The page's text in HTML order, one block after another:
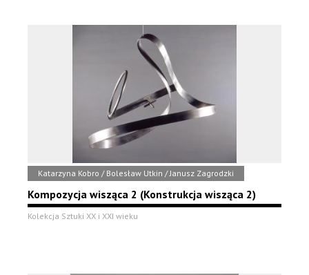
Katarzyna Kobro / Bolesław Utkin / Janusz Zagrodzki
Kompozycja wisząca 2 (Konstrukcja wisząca 2)
Kolekcja Sztuki XX i XXI wieku